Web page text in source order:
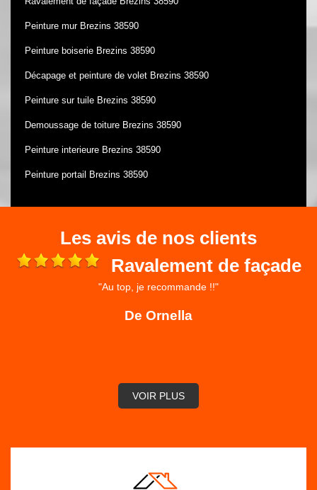
Peinture mur Brezins 38590
Peinture boiserie Brezins 38590
Décapage et peinture de volet Brezins 38590
Peinture sur tuile Brezins 38590
Demoussage de toiture Brezins 38590
Peinture interieure Brezins 38590
Peinture portail Brezins 38590
Les avis de nos clients
Ravalement de façade
"Au top, je recommande !!"
De Ornella
VOIR PLUS